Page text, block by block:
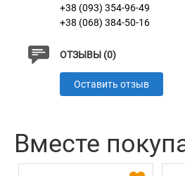
+38 (093) 354-96-49
+38 (068) 384-50-16
ОТЗЫВЫ (0)
Оставить отзыв
Вместе